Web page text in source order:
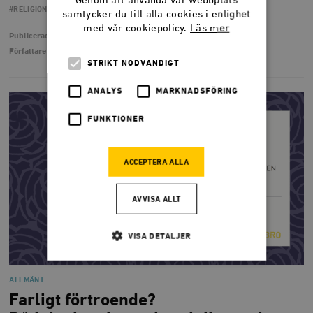
#RELIGION
Publicerad
Författare
ALLMÄNT
Farligt förtroende?
samtycker du till alla cookies i enlighet
med vår cookiepolicy. Läs mer
STRIKT NÖDVÄNDIGT
ANALYS MARKNADSFÖRING
FUNKTIONER
ACCEPTERA ALLA
AVVISA ALLT
VISA DETALJER
Marknadsföring